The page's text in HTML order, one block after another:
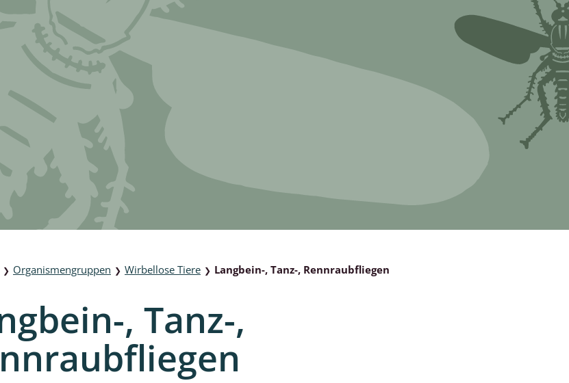
Meerestiere
und
Limnische Kieselalgen
Marine Makroalgen
Moose
Schlauchalgen
Zieralgen
❯ Organismengruppen ❯ Wirbellose Tiere ❯ Langbein-, Tanz-, Rennraubfliegen
, Tanz-,